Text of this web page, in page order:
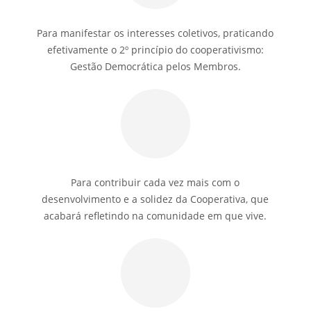
Para manifestar os interesses coletivos, praticando
efetivamente o 2º princípio do cooperativismo:
Gestão Democrática pelos Membros.
Para contribuir cada vez mais com o
desenvolvimento e a solidez da Cooperativa, que
acabará refletindo na comunidade em que vive.